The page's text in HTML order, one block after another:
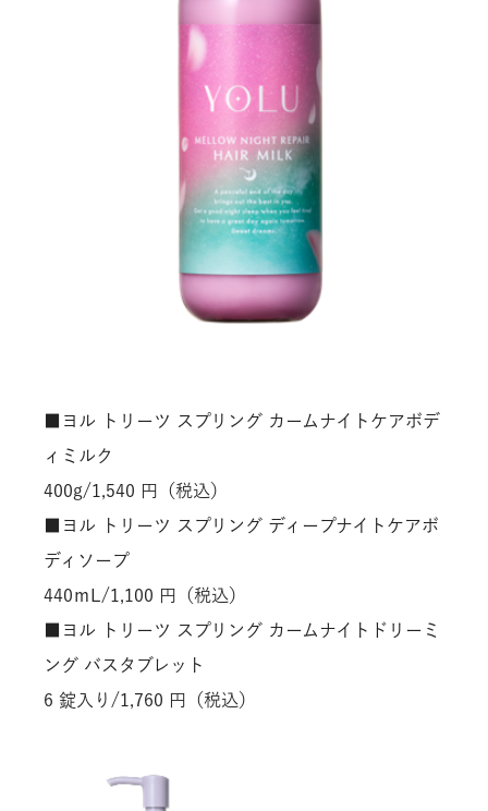
■ヨル トリーツ スプリング カームナイトケアボデ
ィミルク
400g/1,540 円（税込）
■ヨル トリーツ スプリング ディープナイトケアボ
ディソープ
440ｍL/1,100 円（税込）
■ヨル トリーツ スプリング カームナイトドリーミ
ング バスタブレット
6 錠入り/1,760 円（税込）